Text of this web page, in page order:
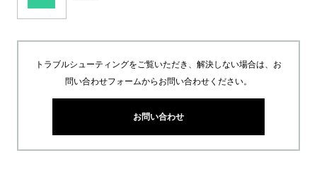
トラブルシューティングをご覧いただき、解決しない場合は、お
問い合わせフォームからお問い合わせください。
お問い合わせ